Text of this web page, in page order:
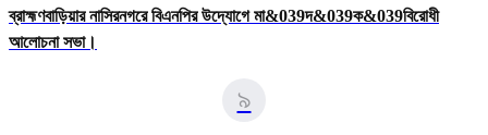
ব্রাহ্মণবাড়িয়ার নাসিরনগরে বিএনপির উদ্যােগে মা&039দ&039ক&039বিরোধী
আলোচনা সভা।
৯